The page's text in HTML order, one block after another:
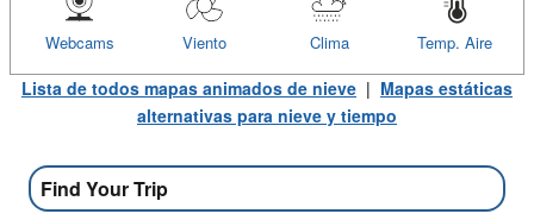
Temp. Aire
Clima
Viento
Webcams
Lista de todos mapas animados de nieve | Mapas estáticas
alternativas para nieve y tiempo
Find Your Trip